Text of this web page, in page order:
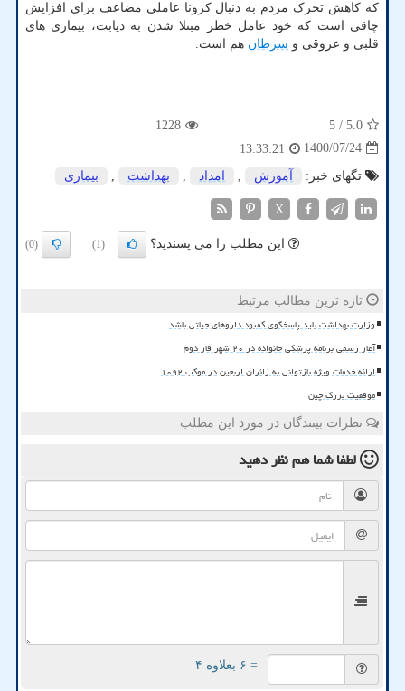
که کاهش تحرک مردم به دنبال کرونا عاملی مضاعف برای افزایش
چاقی است که خود عامل خطر مبتلا شدن به دیابت، بیماری های
قلبی و عروقی و سرطان هم است.
5.0
/ 5
1228
1400/07/24
13:33:21
تگهای خبر:
آموزش , امداد , بهداشت , بیماری
X
این مطلب را می پسندید؟ (1)
(0)
تازه ترین مطالب مرتبط
وزارت بهداشت باید پاسخگوی کمبود داروهای حیاتی باشد
آغاز رسمی برنامه پزشکی خانواده در ۲۰ شهر فاز دوم
ارائه خدمات ویژه بازتوانی به زائران اربعین در موکب ۱۰۹۲
موفقیت بزرگ چین
نظرات بینندگان در مورد این مطلب
لطفا شما همنظر دهید
= ۶ بعلاوه ۴